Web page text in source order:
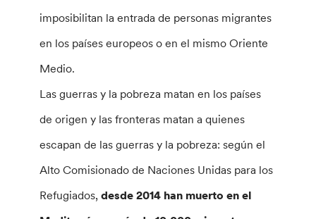
imposibilitan la entrada de personas migrantes
en los países europeos o en el mismo Oriente
Medio.
Las guerras y la pobreza matan en los países
de origen y las fronteras matan a quienes
escapan de las guerras y la pobreza: según el
Alto Comisionado de Naciones Unidas para los
Refugiados,desde 2014 han muerto en el